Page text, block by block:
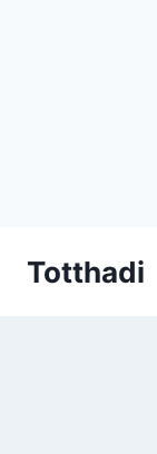
Totthadi